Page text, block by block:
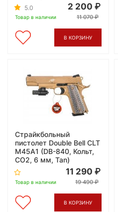
5.0
Товар в наличии
2 200
11 070
В КОРЗИНУ
Страйкбольный
пистолет Double Bell CLT
M45A1 (DB-840, Кольт,
CO2, 6 мм, Tan)
Товар в наличии
11 290
19 490
В КОРЗИНУ